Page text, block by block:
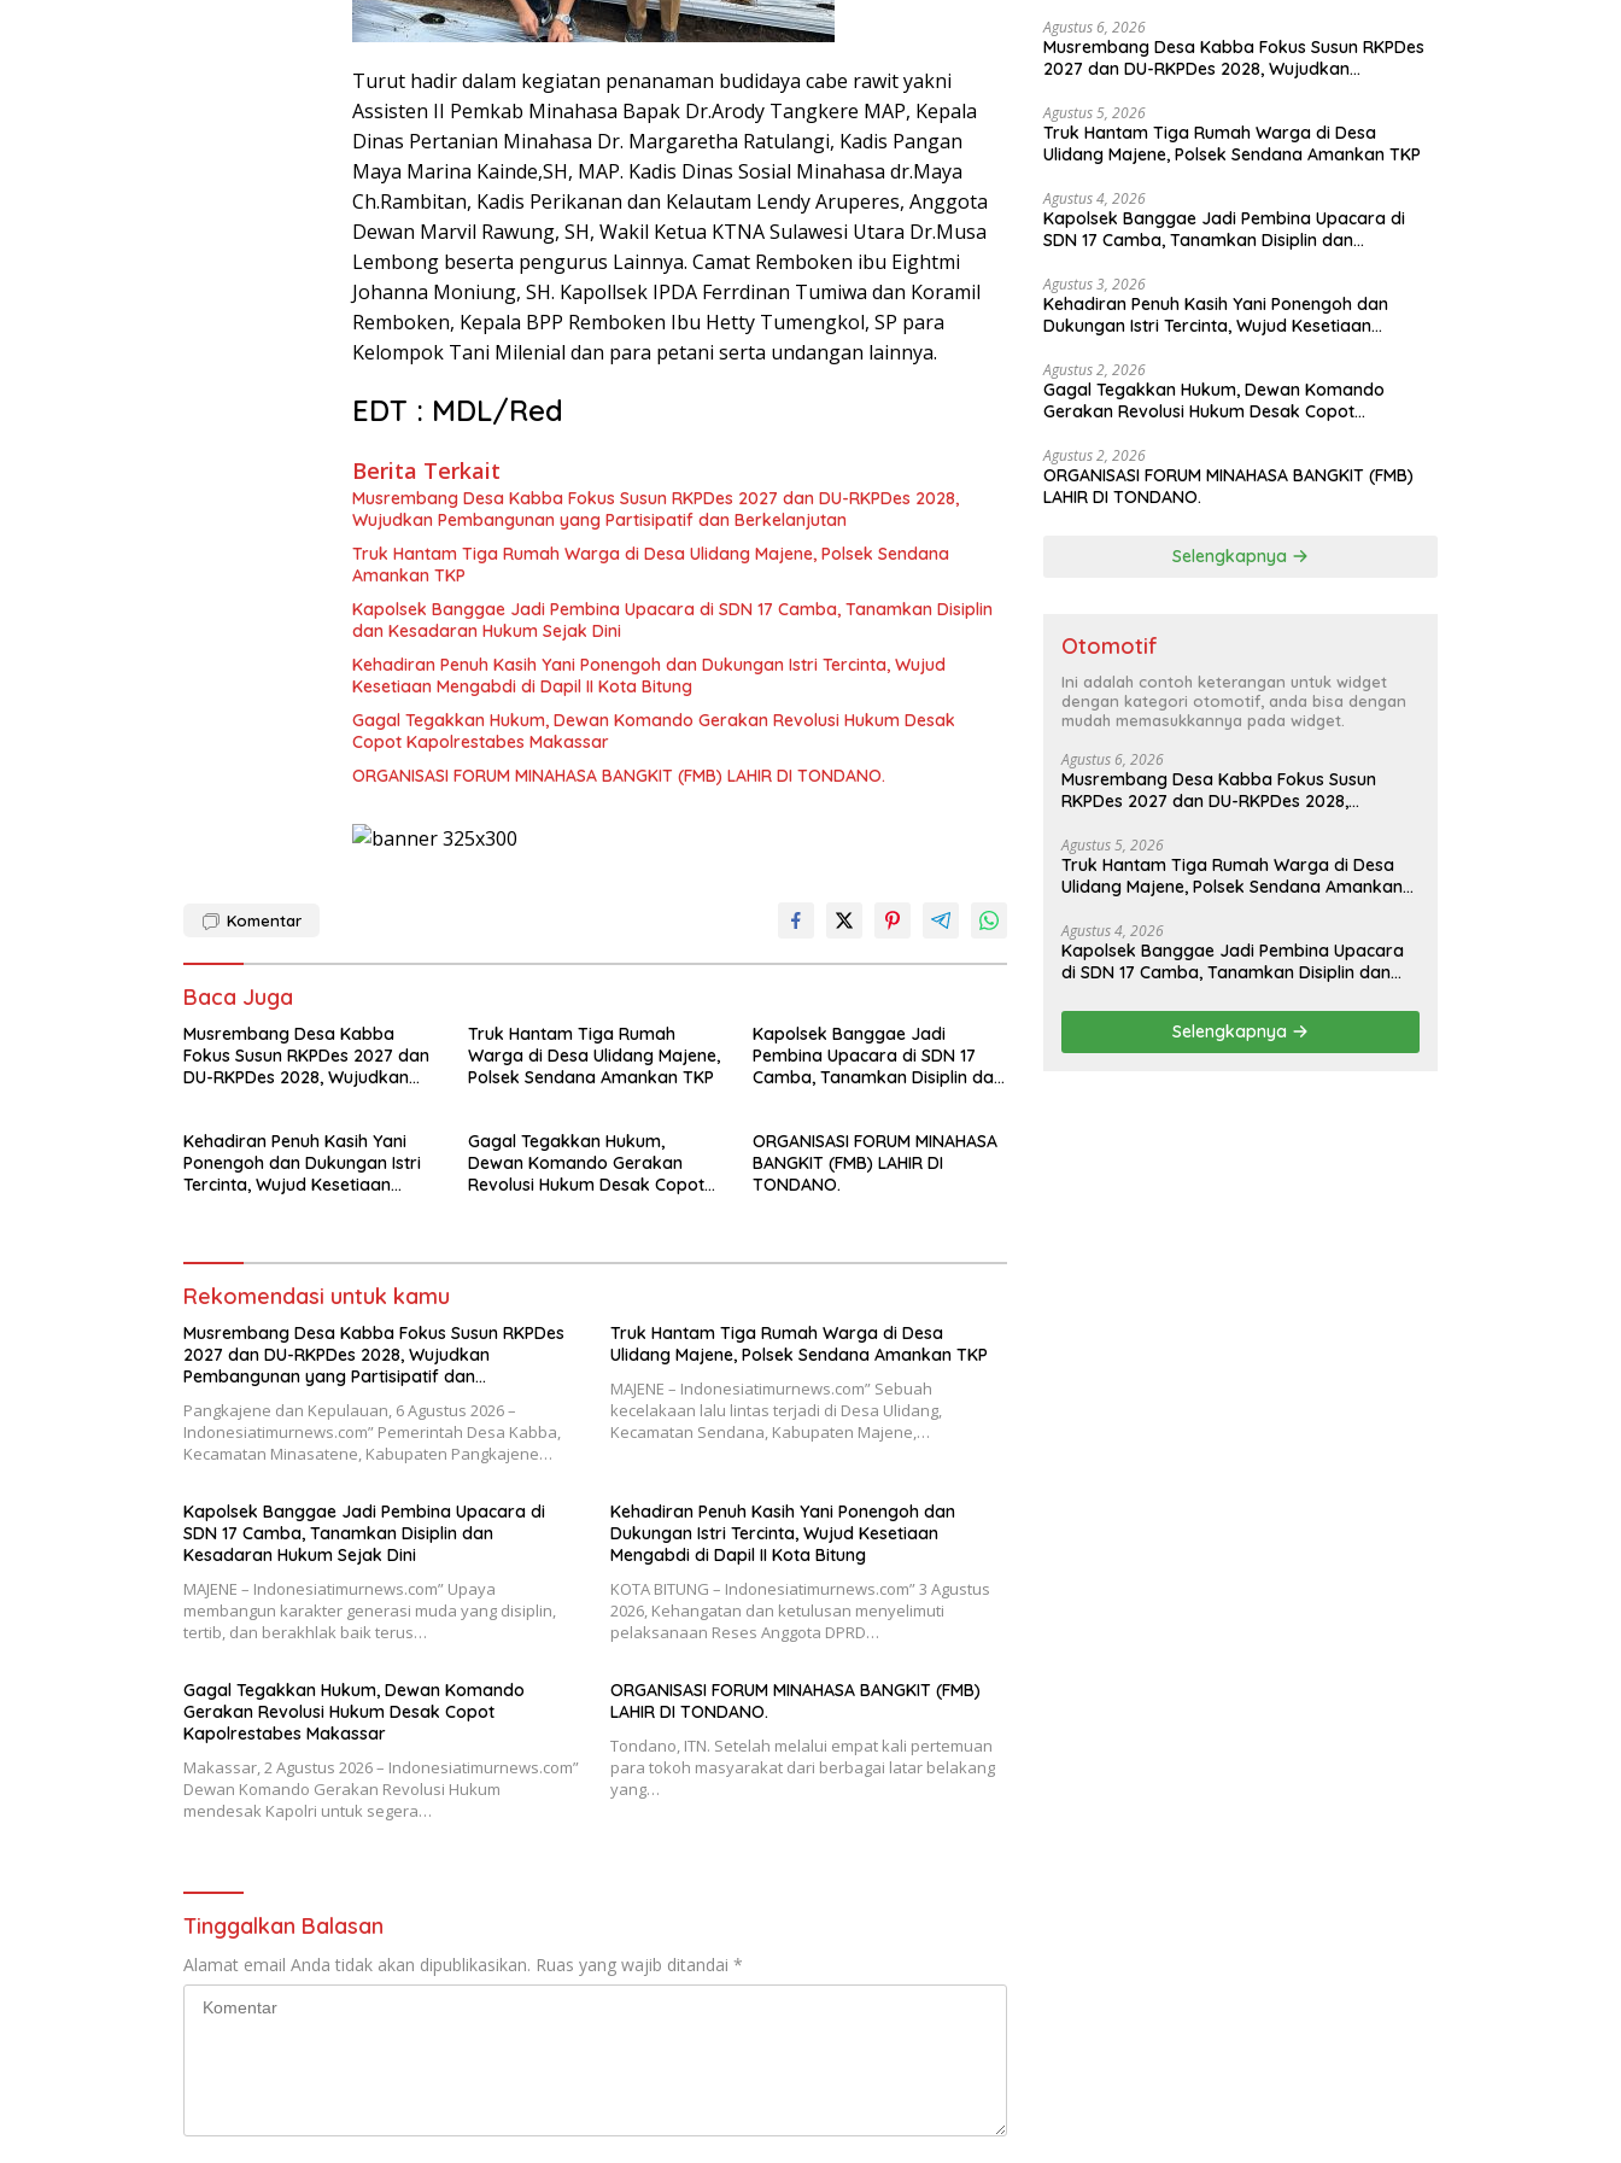
Turut hadir dalam kegiatan penanaman budidaya cabe rawit yakni
Assisten II Pemkab Minahasa Bapak Dr.Arody Tangkere MAP, Kepala
Dinas Pertanian Minahasa Dr. Margaretha Ratulangi, Kadis Pangan
Maya Marina Kainde,SH, MAP. Kadis Dinas Sosial Minahasa dr.Maya
Ch.Rambitan, Kadis Perikanan dan Kelautam Lendy Aruperes, Anggota
Dewan Marvil Rawung, SH, Wakil Ketua KTNA Sulawesi Utara Dr.Musa
Lembong beserta pengurus Lainnya. Camat Remboken ibu Eightmi
Johanna Moniung, SH. Kapollsek IPDA Ferrdinan Tumiwa dan Koramil
Remboken, Kepala BPP Remboken Ibu Hetty Tumengkol, SP para
Kelompok Tani Milenial dan para petani serta undangan lainnya.
EDT : MDL/Red
Berita Terkait
Musrembang Desa Kabba Fokus Susun RKPDes 2027 dan DU-RKPDes 2028,
Wujudkan Pembangunan yang Partisipatif dan Berkelanjutan
Truk Hantam Tiga Rumah Warga di Desa Ulidang Majene, Polsek Sendana
Amankan TKP
Kapolsek Banggae Jadi Pembina Upacara di SDN 17 Camba, Tanamkan Disiplin
dan Kesadaran Hukum Sejak Dini
Kehadiran Penuh Kasih Yani Ponengoh dan Dukungan Istri Tercinta, Wujud
Kesetiaan Mengabdi di Dapil II Kota Bitung
Gagal Tegakkan Hukum, Dewan Komando Gerakan Revolusi Hukum Desak
Copot Kapolrestabes Makassar
ORGANISASI FORUM MINAHASA BANGKIT (FMB) LAHIR DI TONDANO.
Komentar
Baca Juga
Musrembang Desa Kabba
Fokus Susun RKPDes 2027 dan
DU-RKPDes 2028, Wujudkan
Truk Hantam Tiga Rumah
Warga di Desa Ulidang Majene,
Polsek Sendana Amankan TKP
Kapolsek Banggae Jadi
Pembina Upacara di SDN 17
Camba, Tanamkan Disiplin dan
Kehadiran Penuh Kasih Yani
Ponengoh dan Dukungan Istri
Tercinta, Wujud Kesetiaan
Gagal Tegakkan Hukum,
Dewan Komando Gerakan
Revolusi Hukum Desak Copot
ORGANISASI FORUM MINAHASA
BANGKIT (FMB) LAHIR DI
TONDANO.
Rekomendasi untuk kamu
Musrembang Desa Kabba Fokus Susun RKPDes
2027 dan DU-RKPDes 2028, Wujudkan
Pembangunan yang Partisipatif dan
Pangkajene dan Kepulauan, 6 Agustus 2026 –
Indonesiatimurnews.com” Pemerintah Desa Kabba,
Kecamatan Minasatene, Kabupaten Pangkajene…
Truk Hantam Tiga Rumah Warga di Desa
Ulidang Majene, Polsek Sendana Amankan TKP
MAJENE – Indonesiatimurnews.com” Sebuah
kecelakaan lalu lintas terjadi di Desa Ulidang,
Kecamatan Sendana, Kabupaten Majene,…
Kapolsek Banggae Jadi Pembina Upacara di
SDN 17 Camba, Tanamkan Disiplin dan
Kesadaran Hukum Sejak Dini
MAJENE – Indonesiatimurnews.com” Upaya
membangun karakter generasi muda yang disiplin,
tertib, dan berakhlak baik terus…
Kehadiran Penuh Kasih Yani Ponengoh dan
Dukungan Istri Tercinta, Wujud Kesetiaan
Mengabdi di Dapil II Kota Bitung
KOTA BITUNG – Indonesiatimurnews.com” 3 Agustus
2026, Kehangatan dan ketulusan menyelimuti
pelaksanaan Reses Anggota DPRD…
Gagal Tegakkan Hukum, Dewan Komando
Gerakan Revolusi Hukum Desak Copot
Kapolrestabes Makassar
Makassar, 2 Agustus 2026 – Indonesiatimurnews.com”
Dewan Komando Gerakan Revolusi Hukum
mendesak Kapolri untuk segera…
ORGANISASI FORUM MINAHASA BANGKIT (FMB)
LAHIR DI TONDANO.
Tondano, ITN. Setelah melalui empat kali pertemuan
para tokoh masyarakat dari berbagai latar belakang
yang…
Tinggalkan Balasan
Alamat email Anda tidak akan dipublikasikan. Ruas yang wajib ditandai *
Agustus 6, 2026
Musrembang Desa Kabba Fokus Susun RKPDes
2027 dan DU-RKPDes 2028, Wujudkan
Berkelanjutan
Agustus 5, 2026
Truk Hantam Tiga Rumah Warga di Desa
Ulidang Majene, Polsek Sendana Amankan TKP
Agustus 4, 2026
Kapolsek Banggae Jadi Pembina Upacara di
SDN 17 Camba, Tanamkan Disiplin dan
Agustus 3, 2026
Kehadiran Penuh Kasih Yani Ponengoh dan
Dukungan Istri Tercinta, Wujud Kesetiaan
Agustus 2, 2026
Gagal Tegakkan Hukum, Dewan Komando
Gerakan Revolusi Hukum Desak Copot
Agustus 2, 2026
ORGANISASI FORUM MINAHASA BANGKIT (FMB)
LAHIR DI TONDANO.
Selengkapnya
Otomotif
Ini adalah contoh keterangan untuk widget
dengan kategori otomotif, anda bisa dengan
mudah memasukkannya pada widget.
Agustus 6, 2026
Musrembang Desa Kabba Fokus Susun
RKPDes 2027 dan DU-RKPDes 2028,
dan Berkelanjutan
Agustus 5, 2026
Truk Hantam Tiga Rumah Warga di Desa
Ulidang Majene, Polsek Sendana Amankan
Agustus 4, 2026
Kapolsek Banggae Jadi Pembina Upacara
di SDN 17 Camba, Tanamkan Disiplin dan
Selengkapnya